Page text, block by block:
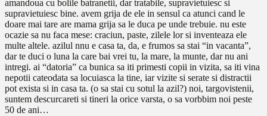
amandoua cu bolile batranetii, dar tratabile, supravietuiesc si
supravietuiesc bine. avem grija de ele in sensul ca atunci cand le
doare mai tare are mama grija sa le duca pe unde trebuie. nu este
ocazie sa nu faca mese: craciun, paste, zilele lor si inventeaza ele
multe altele. azilul nnu e casa ta, da, e frumos sa stai “in vacanta”,
dar te duci o luna la care bai vrei tu, la mare, la munte, dar nu ani
intregi. ai “datoria” ca bunica sa iti primesti copii in vizita, sa iti vina
nepotii cateodata sa locuiasca la tine, iar vizite si serate si distractii
pot exista si in casa ta. (o sa stai cu sotul la azil?) noi, targovistenii,
suntem descurcareti si tineri la orice varsta, o sa vorbbim noi peste
50 de ani…